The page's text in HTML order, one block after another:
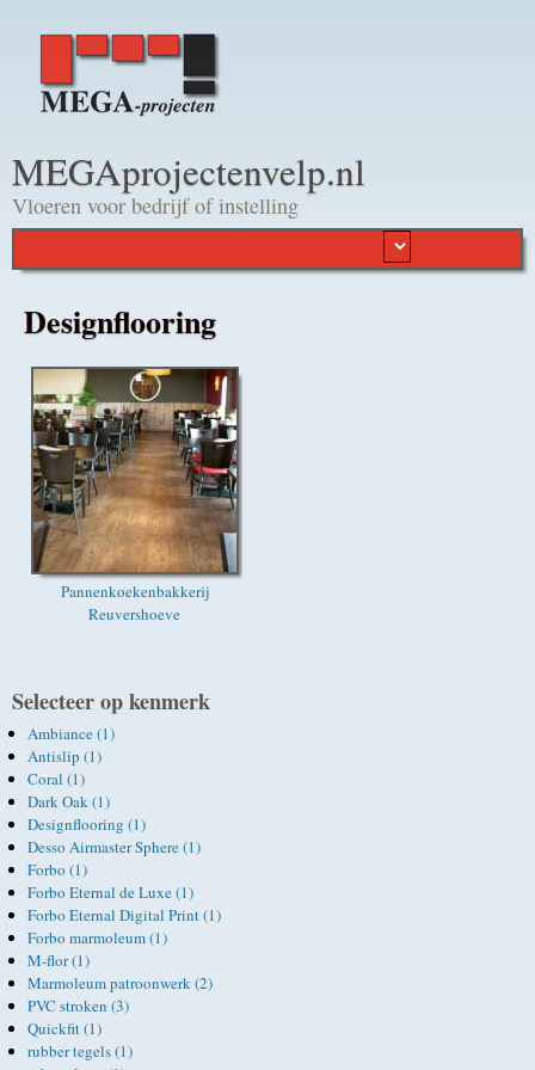
MEGAprojectenvelp.nl
Vloeren voor bedrijf of instelling
Designflooring
Pannenkoekenbakkerij
Reuvershoeve
Selecteer op kenmerk
Ambiance (1)
Antislip (1)
Coral (1)
Dark Oak (1)
Designflooring (1)
Desso Airmaster Sphere (1)
Forbo (1)
Forbo Eternal de Luxe (1)
Forbo Eternal Digital Print (1)
Forbo marmoleum (1)
M-flor (1)
Marmoleum patroonwerk (2)
PVC stroken (3)
Quickfit (1)
rubber tegels (1)